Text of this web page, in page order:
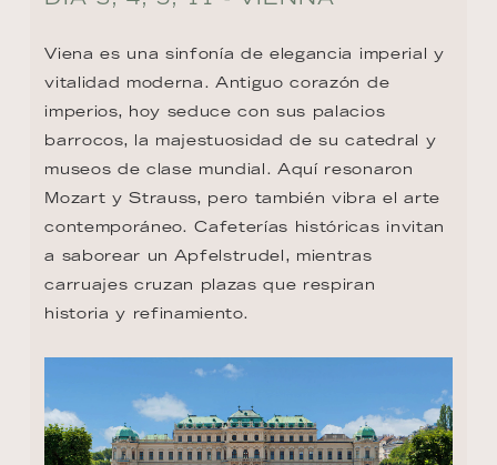
Viena es una sinfonía de elegancia imperial y
vitalidad moderna. Antiguo corazón de
imperios, hoy seduce con sus palacios
barrocos, la majestuosidad de su catedral y
museos de clase mundial. Aquí resonaron
Mozart y Strauss, pero también vibra el arte
contemporáneo. Cafeterías históricas invitan
a saborear un Apfelstrudel, mientras
carruajes cruzan plazas que respiran
historia y refinamiento.